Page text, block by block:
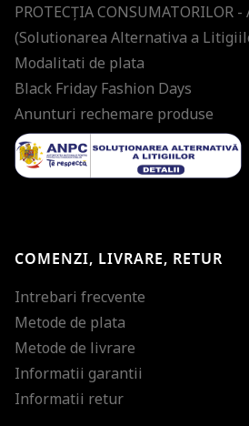
PROTECŢIA CONSUMATORILOR -
(Solutionarea Alternativa a
Modalitati de plata
Black Friday Fashion Days
Anunturi rechemare produse
COMENZI, LIVRARE, RETUR
Intrebari frecvente
Metode de plata
Metode de livrare
Informatii garantii
Informatii retur